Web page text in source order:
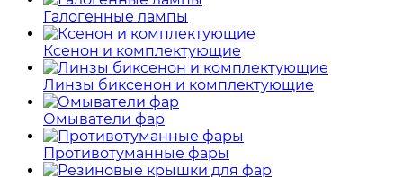
Галогенные лампы
Ксенон и комплектующие
Линзы биксенон и комплектующие
Омыватели фар
Противотуманные фары